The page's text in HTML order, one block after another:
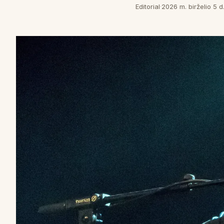
Editorial·2026 m. birželio 5 d.